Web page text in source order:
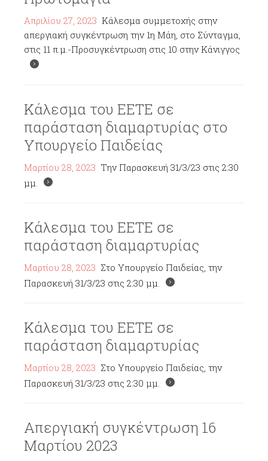
Απριλίου 27, 2023 Κάλεσμα συμμετοχής στην
απεργιακή συγκέντρωση την 1η Μάη, στο Σύνταγμα,
στις 11 π.μ.-Προσυγκέντρωση στις 10 στην Κάνιγγος
Κάλεσμα του ΕΕΤΕ σε
παράσταση διαμαρτυρίας στο
Υπουργείο Παιδείας
Μαρτίου 28, 2023 Την Παρασκευή 31/3/23 στις 2:30
μμ.
Κάλεσμα του ΕΕΤΕ σε
παράσταση διαμαρτυρίας
Μαρτίου 28, 2023 Στο Υπουργείο Παιδείας, την
Παρασκευή 31/3/23 στις 2:30 μμ.
Κάλεσμα του ΕΕΤΕ σε
παράσταση διαμαρτυρίας
Μαρτίου 28, 2023 Στο Υπουργείο Παιδείας, την
Παρασκευή 31/3/23 στις 2:30 μμ.
Απεργιακή συγκέντρωση 16
Μαρτίου 2023